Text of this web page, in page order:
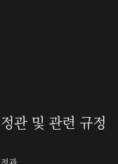
정관 및 관련 규정